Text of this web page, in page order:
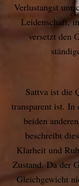
Verlustangst
Leidenschaft,
versetzt den
Sattva ist die
transparent ist. In
beiden
beschreibt
Klarheit und
Zustand. Da der
Gleichgewicht